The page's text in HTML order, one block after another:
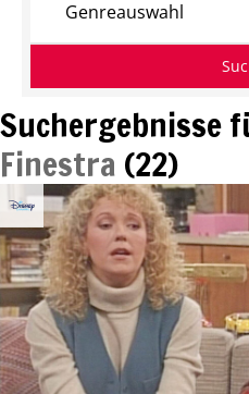
Suchergebnisse
Finestra (22)
Genreauswahl